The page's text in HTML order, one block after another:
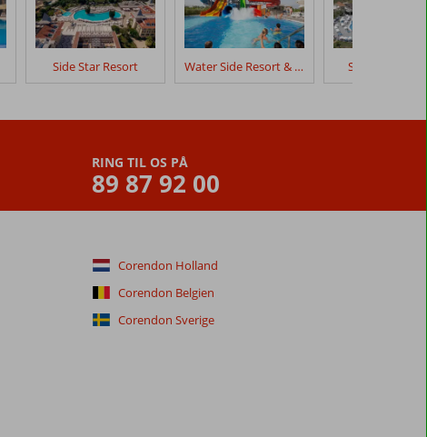
Side Star Resort Water Side Resort & Spa Side Mare
RING TIL OS PÅ
89 87 92 00
Corendon Holland
Corendon Belgien
Corendon Sverige